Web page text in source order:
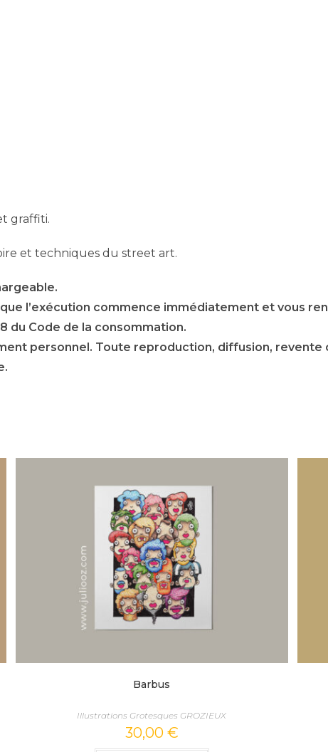
graffiti.
et techniques du street art.
l’exécution commence immédiatement et vous
du Code de la consommation.
personnel. Toute reproduction, diffusion, revente
Barbus
Illustrations Grotesques GROZIEUX
30,00 €